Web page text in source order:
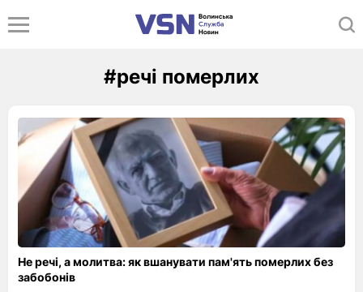
#речі померлих
Не речі, а молитва: як вшанувати пам'ять померлих без
забобонів